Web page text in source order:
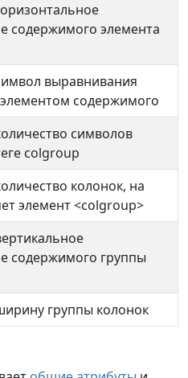
содержимого элемента
выравнивания
элементом содержимого
символов
colgroup
колонок, на
элемент <colgroup>
содержимого группы
группы колонок